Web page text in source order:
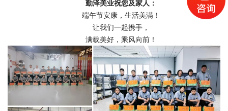
勤泽美业祝您及家人：
端午节安康，生活美满！
让我们一起携手，
满载美好，乘风向前！